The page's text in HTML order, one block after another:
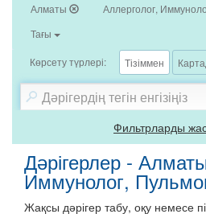
Алматы
Аллерголог,
Тағы
Көрсету түрлері: Тізіммен
Фильтрларды
Дәрігерлер -
Иммунолог,
Жақсы дәрігер табу, оқу немесе